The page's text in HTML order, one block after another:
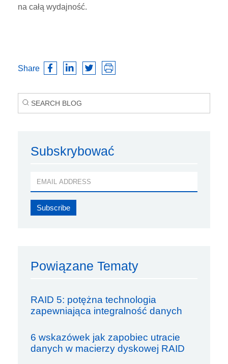
na całą wydajność.
Share
Subskrybować
Powiązane Tematy
RAID 5: potężna technologia
zapewniająca integralność danych
6 wskazówek jak zapobiec utracie
danych w macierzy dyskowej RAID